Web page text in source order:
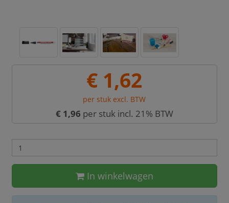
€ 1,62
per stuk excl. BTW
€ 1,96 per stuk incl. 21% BTW
In winkelwagen